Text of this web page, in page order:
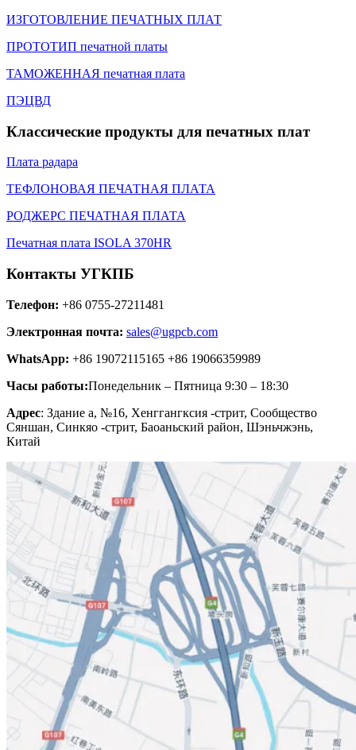
ИЗГОТОВЛЕНИЕ ПЕЧАТНЫХ ПЛАТ
ПРОТОТИП печатной платы
ТАМОЖЕННАЯ печатная плата
ПЭЦВД
Классические продукты для печатных плат
Плата радара
ТЕФЛОНОВАЯ ПЕЧАТНАЯ ПЛАТА
РОДЖЕРС ПЕЧАТНАЯ ПЛАТА
Печатная плата ISOLA 370HR
Контакты УГКПБ
Телефон: +86 0755-27211481
Электронная почта: sales@ugpcb.com
WhatsApp: +86 19072115165 +86 19066359989
Часы работы:Понедельник – Пятница 9:30 – 18:30
Адрес: Здание а, №16, Хенггангксия -стрит, Сообщество
Сяншан, Синкяо -стрит, Баоаньский район, Шэньчжэнь,
Китай